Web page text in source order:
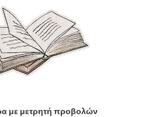
με μετρητή προβολών